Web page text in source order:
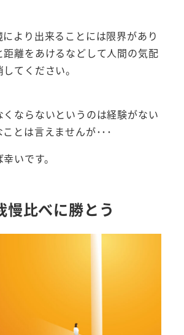
より出来ることには限界があり
距離をあけるなどして人間の気配
てください。
ならないというのは経験がない
とは言えませんが･･･
いです。
慢比べに勝とう